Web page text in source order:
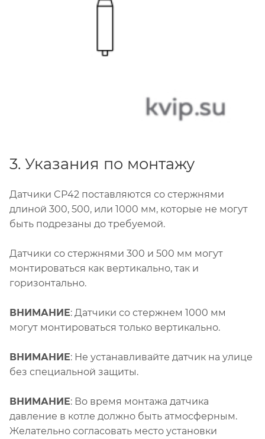
3. Указания по монтажу
Датчики CP42 поставляются со стержнями
длиной 300, 500, или 1000 мм, которые не могут
быть подрезаны до требуемой.
Датчики со стержнями 300 и 500 мм могут
монтироваться как вертикально, так и
горизонтально.
ВНИМАНИЕ: Датчики со стержнем 1000 мм
могут монтироваться только вертикально.
ВНИМАНИЕ: Не устанавливайте датчик на улице
без специальной защиты.
ВНИМАНИЕ: Во время монтажа датчика
давление в котле должно быть атмосферным.
Желательно согласовать место установки